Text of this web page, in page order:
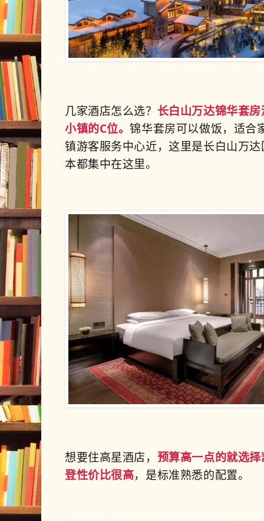
几家酒店怎么选？ 长白山万达锦华套
小镇的C位。锦华套房可以做饭，适合
镇游客服务中心近， 这里是长白山万
本都集中在这里。
想要住高星酒店， 预算高一点的就选
登性价比很高，是标准熟悉的配置。